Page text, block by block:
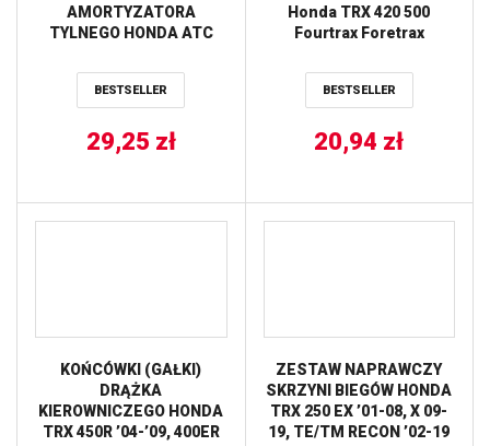
AMORTYZATORA
TYLNEGO HONDA ATC
PRZEDNIEGO HONDA TRX
250R 86-89, TRX 400EX
ALL BALLS
BESTSELLER
29,25 zł
Honda TRX 420 500
Fourtrax Foretrax
BESTSELLER
20,94 zł
KOŃCÓWKI (GAŁKI)
DRĄŻKA
KIEROWNICZEGO HONDA
TRX 450R ’04-’09, 400ER
ZESTAW NAPRAWCZY
SKRZYNI BIEGÓW HONDA
TRX 250 EX ’01-08, X 09-
19, TE/TM RECON ’02-19